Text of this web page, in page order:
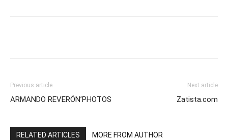
Previous article
ARMANDO REVERÓN’PHOTOS
Next article
Zatista.com
RELATED ARTICLES MORE FROM AUTHOR